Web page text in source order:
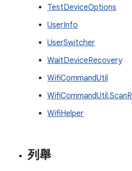
TestDeviceOptions
UserInfo
UserSwitcher
WaitDeviceRecovery
WifiCommandUtil
WifiHelper
列舉